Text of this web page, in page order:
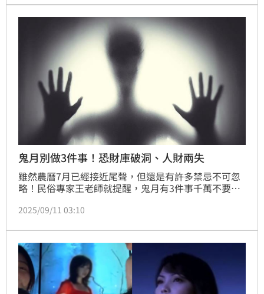
鬼月別做3件事！恐財庫破洞、人財兩失
雖然農曆7月已經接近尾聲，但還是有許多禁忌不可忽
略！民俗專家王老師就提醒，鬼月有3件事千萬不要
2025/09/11 03:10